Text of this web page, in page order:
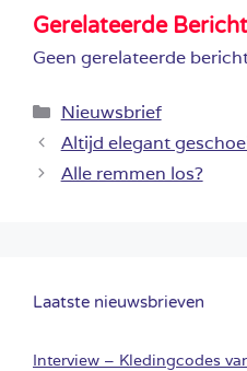
Gerelateerde
Geen gerelateerde
Categorieën
Nieuwsbrief
Altijd elegant
Alle remmen los?
Laatste nieuwsbrieven
Interview – Kledingcodes